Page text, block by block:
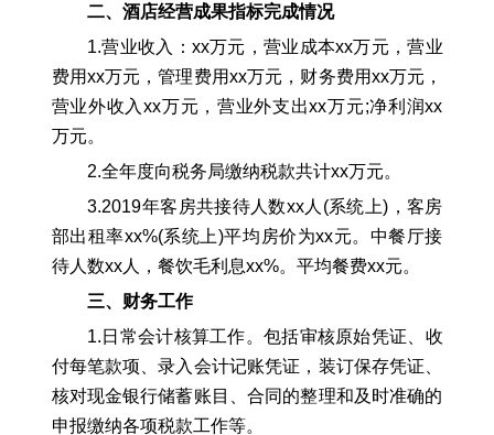
二、酒店经营成果指标完成情况
1.营业收入：xx万元，营业成本xx万元，营业
费用xx万元，管理费用xx万元，财务费用xx万元，
营业外收入xx万元，营业外支出xx万元;净利润xx
万元。
2.全年度向税务局缴纳税款共计xx万元。
3.2019年客房共接待人数xx人(系统上)，客房
部出租率xx%(系统上)平均房价为xx元。中餐厅接
待人数xx人，餐饮毛利息xx%。平均餐费xx元。
三、财务工作
1.日常会计核算工作。包括审核原始凭证、收
付每笔款项、录入会计记账凭证，装订保存凭证、
核对现金银行储蓄账目、合同的整理和及时准确的
申报缴纳各项税款工作等。